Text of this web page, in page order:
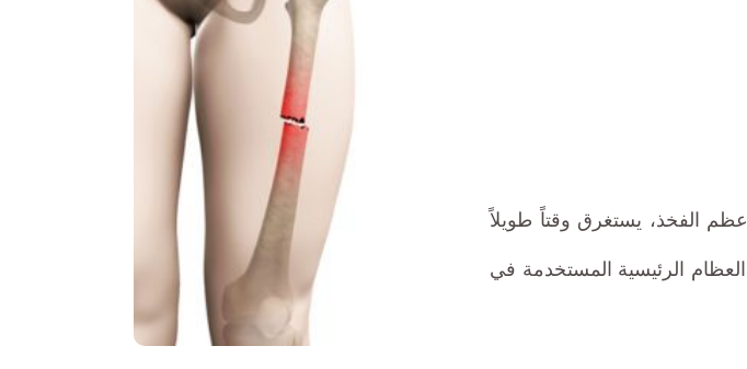
الفخذ، يستغرق وقتاً طويلاً
الرئيسية المستخدمة في